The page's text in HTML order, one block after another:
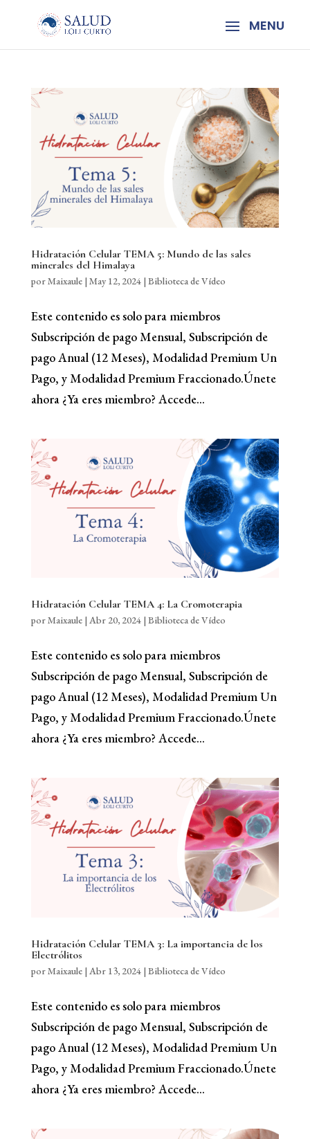
Hidratación Celular TEMA 5: Mundo de las sales
minerales del Himalaya
porMaixaule| May 12, 2024| Biblioteca de Vídeo
Este contenido es solo para miembros
Subscripción de pago Mensual, Subscripción de
pago Anual (12 Meses), Modalidad Premium Un
Pago, y Modalidad Premium Fraccionado.Únete
ahora ¿Ya eres miembro? Accede...
Hidratación Celular TEMA 4: La Cromoterapia
porMaixaule| Abr 20, 2024| Biblioteca de Vídeo
Este contenido es solo para miembros
Subscripción de pago Mensual, Subscripción de
pago Anual (12 Meses), Modalidad Premium Un
Pago, y Modalidad Premium Fraccionado.Únete
ahora ¿Ya eres miembro? Accede...
Hidratación Celular TEMA 3: La importancia de los
Electrólitos
porMaixaule| Abr 13, 2024| Biblioteca de Vídeo
Este contenido es solo para miembros
Subscripción de pago Mensual, Subscripción de
pago Anual (12 Meses), Modalidad Premium Un
Pago, y Modalidad Premium Fraccionado.Únete
ahora ¿Ya eres miembro? Accede...